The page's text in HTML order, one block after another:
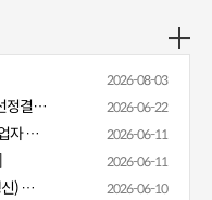
2026-08-03
2026년 제3차 HACCP 교육비 지원사업 선정결과 알림 2026-06-22
2026년 3차 전남농촌융복합산업 인증사업자 HACCP 교육비 지원 안내 2026-06-11
2026-06-11
2026년 제3차 농촌융복합산업 재인증(갱신) 신청 안내 2026-06-10